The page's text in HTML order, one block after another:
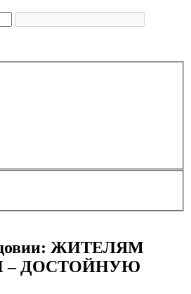
ЖИТЕЛЯМ
– ДОСТОЙНУЮ